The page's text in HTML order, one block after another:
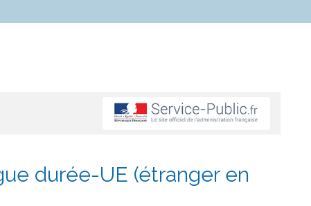
durée-UE (étranger en